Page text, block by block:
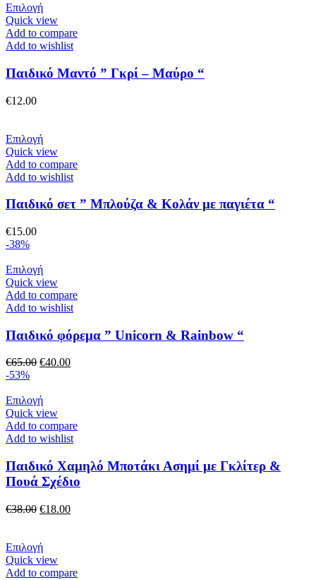
επιλεγούν
στη
σελίδα
του
προϊόντος
ΕπιλογήΑυτό
το
προϊόν
έχει
παραλλαγές.
Οι
στη
σελίδα
του
προϊόντος
Quick view
Add to compare
Add to wishlist
Παιδικό Μαντό ” Γκρί – Μαύρο “
€12.00
ΕπιλογήΑυτό
το
προϊόν
έχει
παραλλαγές.
στη
σελίδα
του
προϊόντος
Quick view
Add to compare
Add to wishlist
Παιδικό σετ ” Μπλούζα & Κολάν με παγιέτα “
€15.00
-38%
ΕπιλογήΑυτό
το
προϊόν
έχει
παραλλαγές.
Οι
επιλογές
μπορούν
στη
σελίδα
του
προϊόντος
Quick view
Add to compare
Add to wishlist
Παιδικό φόρεμα ” Unicorn & Rainbow “
€65.00 Original
€65.00.
€40.00Η
-53%
ΕπιλογήΑυτό
το
προϊόν
έχει
παραλλαγές.
Οι
επιλογές
να
σελίδα
του
Quick view
Add to compare
Add to wishlist
Παιδικό Χαμηλό Μποτάκι Ασημί με Γκλίτερ &
Πουά Σχέδιο
€38.00 Original
€38.00.
€18.00Η
ΕπιλογήΑυτό
το
προϊόν
Quick view
Add to compare